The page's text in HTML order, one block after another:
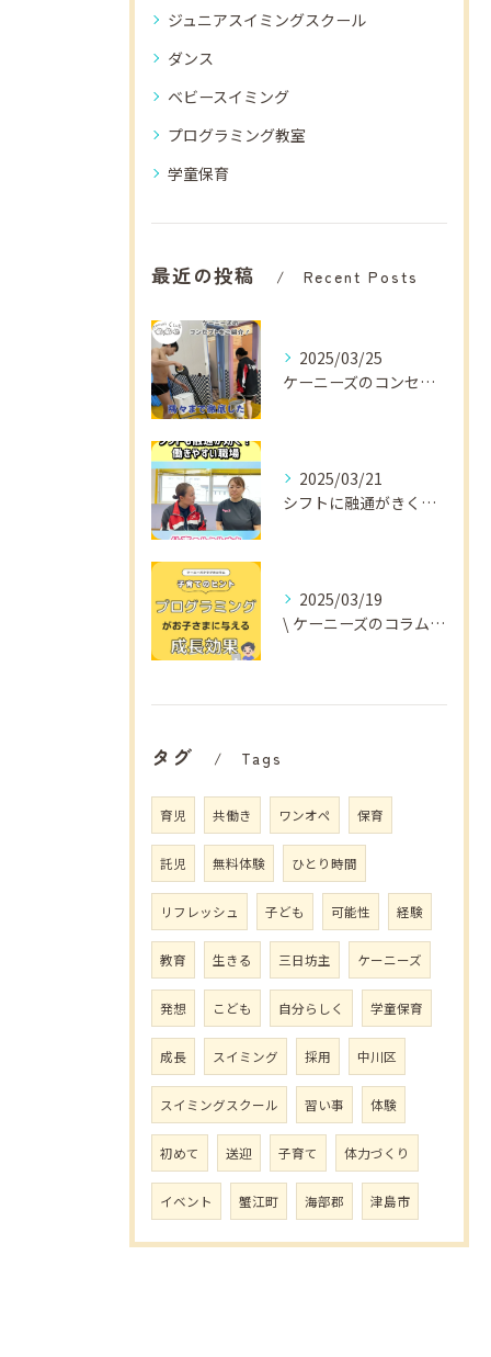
ジュニアスイミングスクール
ダンス
ベビースイミング
プログラミング教室
学童保育
最近の投稿 Recent Posts
2025/03/25
ケーニーズのコンセプトをご紹介！
2025/03/21
シフトに融通がきくから
2025/03/19
\ ケーニーズのコラム📚/
タグ Tags
育児 共働き ワンオペ 保育
託児 無料体験 ひとり時間
リフレッシュ 子ども 可能性 経験
教育 生きる 三日坊主 ケーニーズ
発想 こども 自分らしく 学童保育
成長 スイミング 採用 中川区
スイミングスクール 習い事 体験
初めて 送迎 子育て 体力づくり
イベント 蟹江町 海部郡 津島市